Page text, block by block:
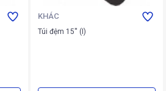
KHÁC
Túi đệm 15'' (I)